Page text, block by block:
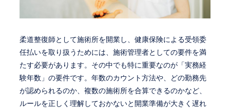
柔道整復師として施術所を開業し、健康保険による受領委
任払いを取り扱うためには、施術管理者としての要件を満
たす必要があります。その中でも特に重要なのが「実務経
験年数」の要件です。年数のカウント方法や、どの勤務先
が認められるのか、複数の施術所を合算できるのかなど、
ルールを正しく理解しておかないと開業準備が大きく遅れ